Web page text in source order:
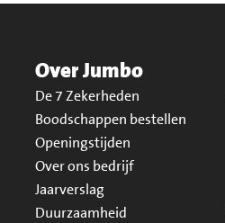
Over Jumbo
De 7 Zekerheden
Boodschappen bestellen
Openingstijden
Over ons bedrijf
Jaarverslag
Duurzaamheid